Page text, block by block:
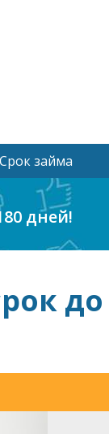
Срок займа
дней!
до